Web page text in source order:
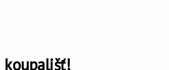
koupališť!